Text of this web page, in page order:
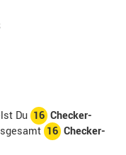
Du 16 Checker-
16 Checker-